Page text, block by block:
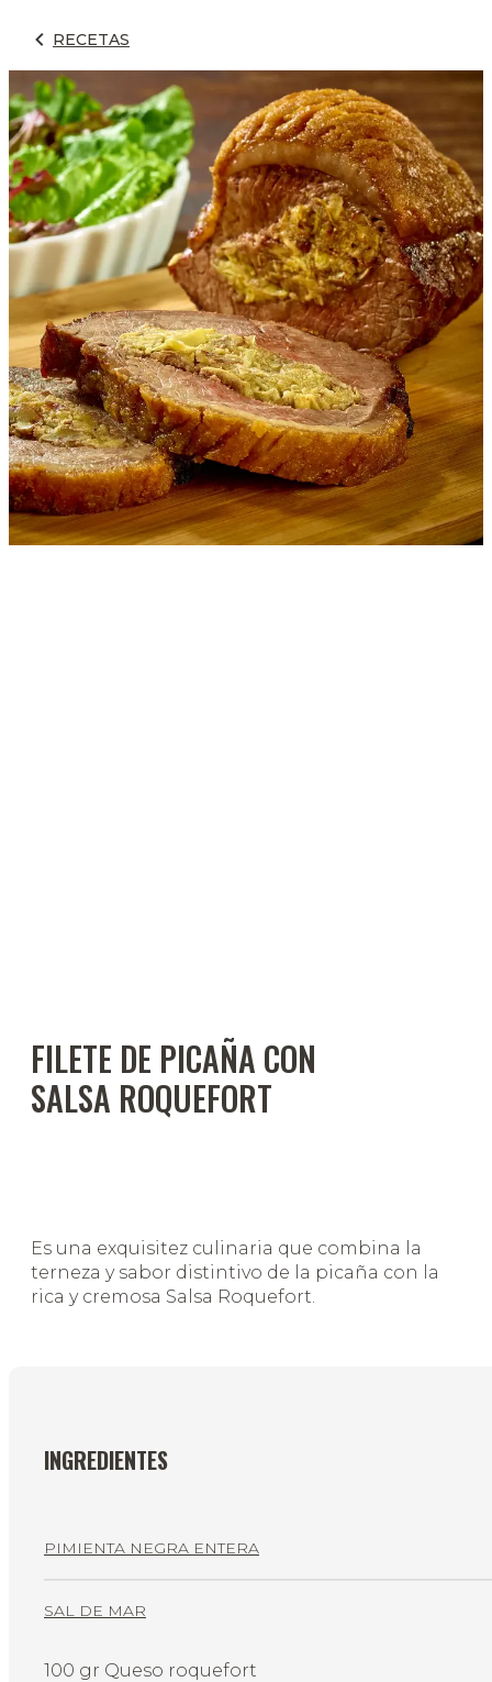
RECETAS
FILETE DE PICAÑA CON
SALSA ROQUEFORT
Es una exquisitez culinaria que combina la
terneza y sabor distintivo de la picaña con la
rica y cremosa Salsa Roquefort.
INGREDIENTES
PIMIENTA NEGRA ENTERA
SAL DE MAR
100 gr Queso roquefort